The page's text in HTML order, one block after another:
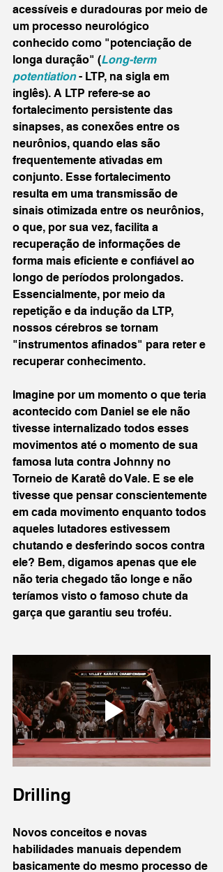
acessíveis e duradouras por meio de
um processo neurológico
conhecido como "potenciação de
longa duração" (Long-term
potentiation - LTP, na sigla em
inglês). A LTP refere-se ao
fortalecimento persistente das
sinapses, as conexões entre os
neurônios, quando elas são
frequentemente ativadas em
conjunto. Esse fortalecimento
resulta em uma transmissão de
sinais otimizada entre os neurônios,
o que, por sua vez, facilita a
recuperação de informações de
forma mais eficiente e confiável ao
longo de períodos prolongados.
Essencialmente, por meio da
repetição e da indução da LTP,
nossos cérebros se tornam
"instrumentos afinados" para reter e
recuperar conhecimento.
Imagine por um momento o que teria
acontecido com Daniel se ele não
tivesse internalizado todos esses
movimentos até o momento de sua
famosa luta contra Johnny no
Torneio de Karatê do Vale. E se ele
tivesse que pensar conscientemente
em cada movimento enquanto todos
aqueles lutadores estivessem
chutando e desferindo socos contra
ele? Bem, digamos apenas que ele
não teria chegado tão longe e não
teríamos visto o famoso chute da
garça que garantiu seu troféu.
Drilling
Novos conceitos e novas
habilidades manuais dependem
basicamente do mesmo processo de